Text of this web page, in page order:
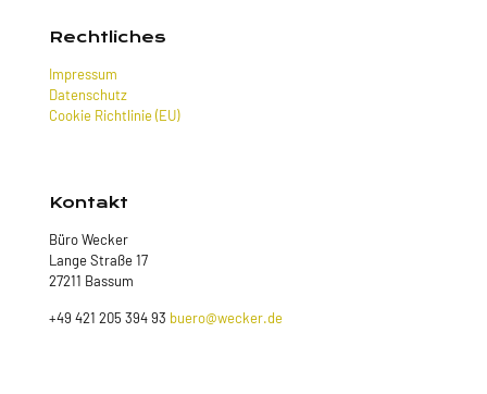
Rechtliches
Impressum
Datenschutz
Cookie Richtlinie (EU)
Kontakt
Büro Wecker
Lange Straße 17
27211 Bassum
+49 421 205 394 93 buero@wecker.de